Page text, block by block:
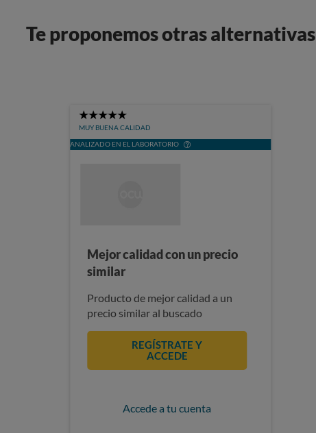
Te proponemos otras alternativas
5
Stars
MUY BUENA CALIDAD
ANALIZADO EN EL LABORATORIO
Mejor calidad con un precio
similar
Producto de mejor calidad a un
precio similar al buscado
REGÍSTRATE Y
ACCEDE
Accede a tu cuenta